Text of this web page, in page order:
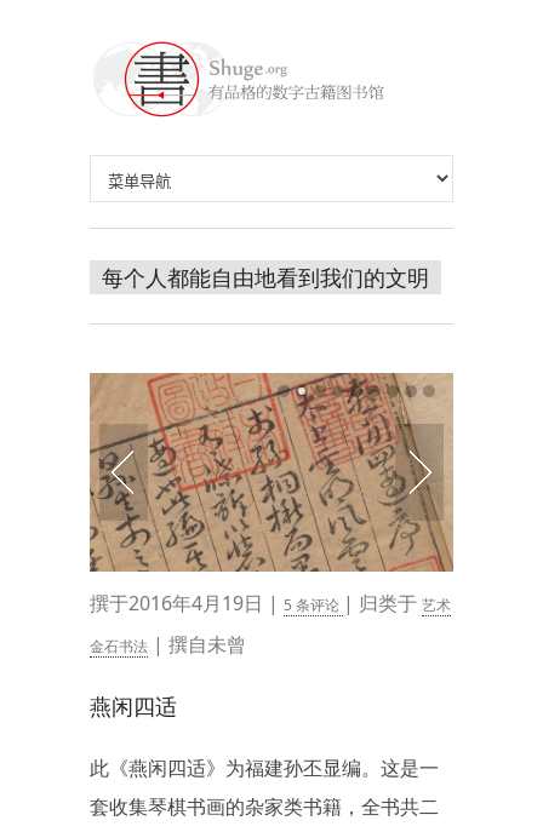
每个人都能自由地看到我们的文明
撰于2016年4月19日 | 5 条评论 | 归类于 艺术
金石书法 | 撰自未曾
燕闲四适
此《燕闲四适》为福建孙丕显编。这是一
套收集琴棋书画的杂家类书籍，全书共二